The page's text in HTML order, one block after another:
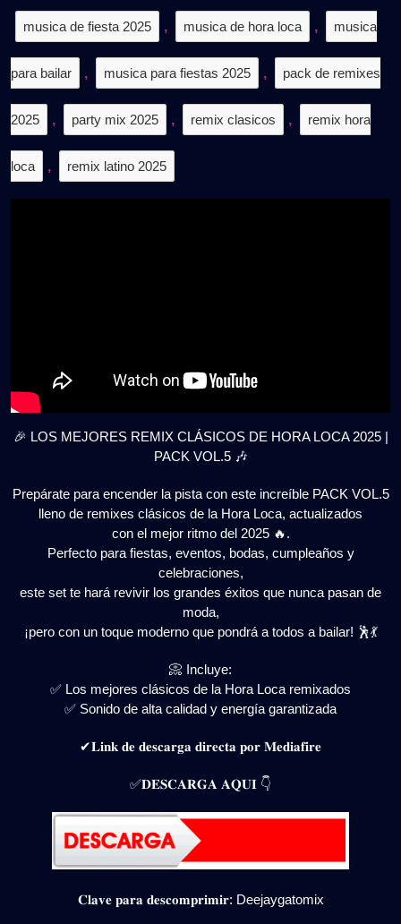
musica de fiesta 2025 , musica de hora loca , musica
para bailar , musica para fiestas 2025 , pack de remixes
2025 , party mix 2025 , remix clasicos , remix hora
loca , remix latino 2025
🎉 LOS MEJORES REMIX CLÁSICOS DE HORA LOCA 2025 |
PACK VOL.5 🎶
Prepárate para encender la pista con este increíble PACK VOL.5
lleno de remixes clásicos de la Hora Loca, actualizados
con el mejor ritmo del 2025 🔥.
Perfecto para fiestas, eventos, bodas, cumpleaños y
celebraciones,
este set te hará revivir los grandes éxitos que nunca pasan de
moda,
¡pero con un toque moderno que pondrá a todos a bailar! 🕺💃
📀 Incluye:
✅ Los mejores clásicos de la Hora Loca remixados
✅ Sonido de alta calidad y energía garantizada
✔𝐋𝐢𝐧𝐤 𝐝𝐞 𝐝𝐞𝐬𝐜𝐚𝐫𝐠𝐚 𝐝𝐢𝐫𝐞𝐜𝐭𝐚 𝐩𝐨𝐫 𝐌𝐞𝐝𝐢𝐚𝐟𝐢𝐫𝐞
✅𝐃𝐄𝐒𝐂𝐀𝐑𝐆𝐀 𝐀𝐐𝐔𝐈 👇
𝐂𝐥𝐚𝐯𝐞 𝐩𝐚𝐫𝐚 𝐝𝐞𝐬𝐜𝐨𝐦𝐩𝐫𝐢𝐦𝐢𝐫: Deejaygatomix